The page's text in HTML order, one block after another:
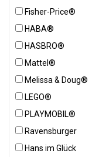
Fisher-Price®
HABA®
HASBRO®
Mattel®
Melissa & Doug®
LEGO®
PLAYMOBIL®
Ravensburger
Hans im Glück